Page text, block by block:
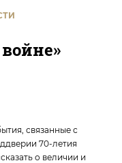
связанные с
70-летия
о величии и